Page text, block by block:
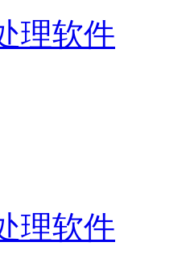
理软件
理软件